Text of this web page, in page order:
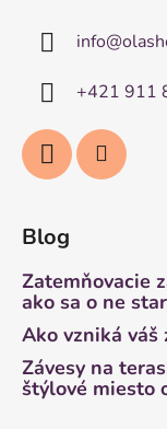
info@
+421 911
Blog
Zatemňovacie
ako sa o ne
Ako vzniká váš
Závesy na
štýlové miesto